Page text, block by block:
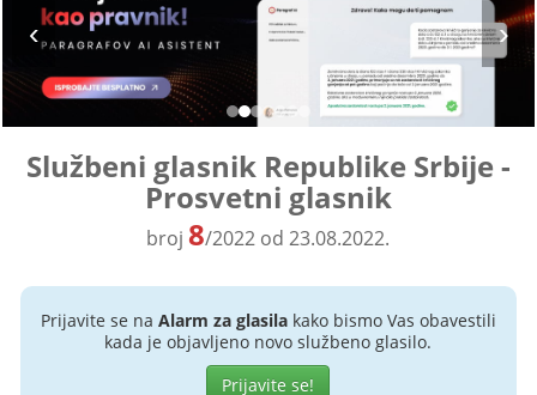
Službeni glasnik Republike Srbije -
Prosvetni glasnik
broj8/2022 od 23.08.2022.
Prijavite se na Alarm za glasilakako bismo Vas obavestili
kada je objavljeno novo službeno glasilo.
Prijavite se!